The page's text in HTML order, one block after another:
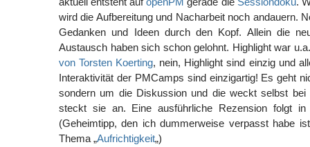
wird die Aufbereitung und Nacharbeit noch andauern.
Gedanken und Ideen durch den Kopf. Allein die
Austausch haben sich schon gelohnt. Highlight war
von Torsten Koerting, nein, Highlight sind einzig und
Interaktivität der PMCamps sind einzigartig! Es geht
sondern um die Diskussion und die weckt selbst bei
steckt sie an. Eine ausführliche Rezension folgt in
(Geheimtipp, den ich dummerweise verpasst habe
Thema „Aufrichtigkeit„)